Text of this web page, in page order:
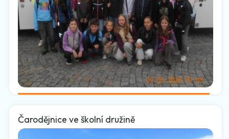
Čarodějnice ve školní družině